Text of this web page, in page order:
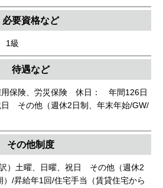
必要資格など
1級
待遇など
用保険、労災保険 休日： 年間126日
日 その他（週休2日制、年末年始/GW/
その他制度
）土曜、日曜、祝日 その他（週休2
）/昇給年1回/住宅手当（賃貸住宅から